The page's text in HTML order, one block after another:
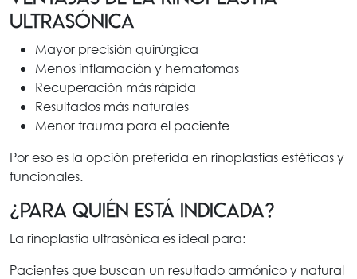
ultrasónica
Mayor precisión quirúrgica
Menos inflamación y hematomas
Recuperación más rápida
Resultados más naturales
Menor trauma para el paciente
Por eso es la opción preferida en rinoplastias estéticas y
funcionales.
¿Para quién está indicada?
La rinoplastia ultrasónica es ideal para:
Pacientes que buscan un resultado armónico y natural